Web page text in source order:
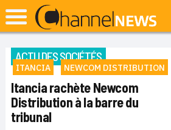
ACTU DES SOCIÉTÉS
ITANCIA NEWCOM DISTRIBUTION
Itancia rachète Newcom
Distribution à la barre du
tribunal